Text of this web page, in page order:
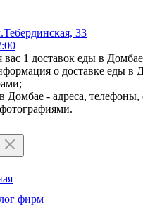
33
1 доставок еды в
о доставке еды в
Домбае - адреса,
фирм